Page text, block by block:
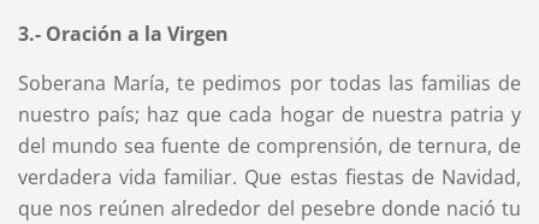
3.- Oración a la Virgen
Soberana María, te pedimos por todas las familias de
nuestro país; haz que cada hogar de nuestra patria y
del mundo sea fuente de comprensión, de ternura, de
verdadera vida familiar. Que estas fiestas de Navidad,
que nos reúnen alrededor del pesebre donde nació tu